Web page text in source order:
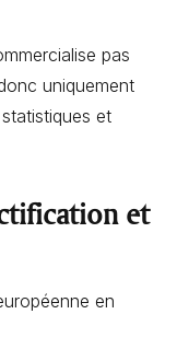
pas
uniquement
et
et
en